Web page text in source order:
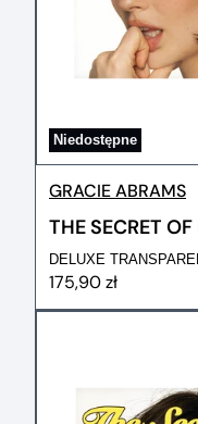
Niedostępne
GRACIE ABRAMS
THE SECRET OF
DELUXE
175,90 zł